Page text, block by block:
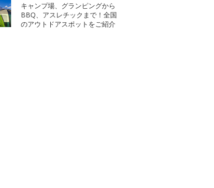
キャンプ場、グランピングから
BBQ、アスレチックまで！全国
のアウトドアスポットをご紹介